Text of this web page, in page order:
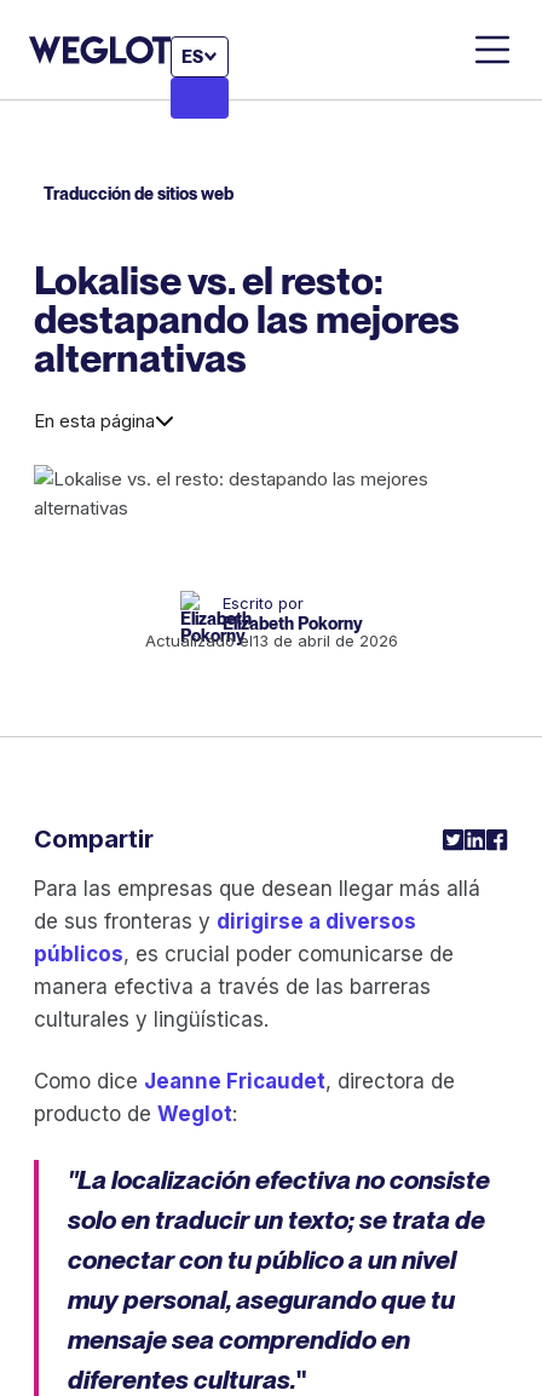
ES
Traducción de sitios web
Lokalise vs. el resto:
destapando las mejores
alternativas
En esta página
Escrito por
Elizabeth Pokorny
Actualizado el13 de abril de 2026
Para las empresas que desean llegar más allá
de sus fronteras y dirigirse a diversos
públicos, es crucial poder comunicarse de
manera efectiva a través de las barreras
culturales y lingüísticas.
Como dice Jeanne Fricaudet, directora de
producto de Weglot:
"La localización efectiva no consiste
solo en traducir un texto; se trata de
conectar con tu público a un nivel
muy personal, asegurando que tu
mensaje sea comprendido en
diferentes culturas."
Compartir